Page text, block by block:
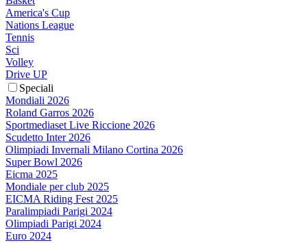
America's Cup
Nations League
Tennis
Sci
Volley
Drive UP
Speciali
Mondiali 2026
Roland Garros 2026
Sportmediaset Live Riccione 2026
Scudetto Inter 2026
Olimpiadi Invernali Milano Cortina 2026
Super Bowl 2026
Eicma 2025
Mondiale per club 2025
EICMA Riding Fest 2025
Paralimpiadi Parigi 2024
Olimpiadi Parigi 2024
Euro 2024